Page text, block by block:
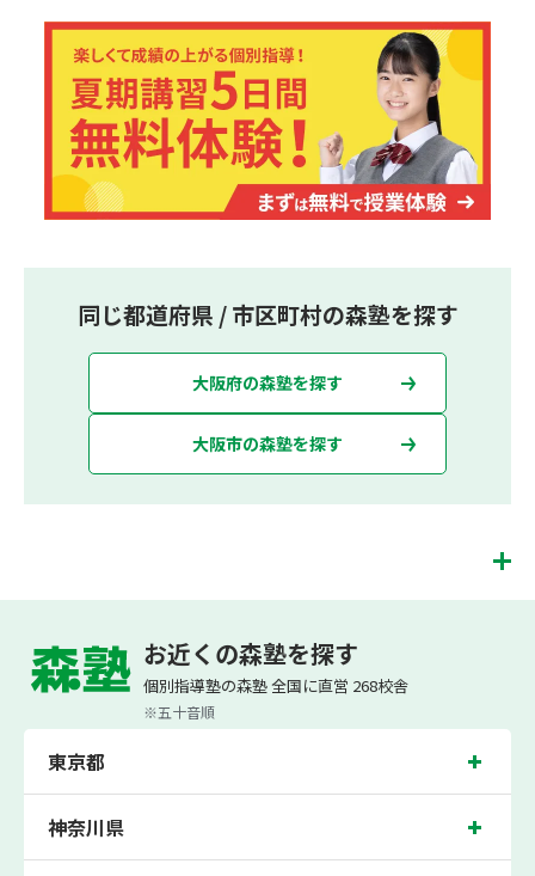
個別指導塾の森塾は、「先生1人に生徒2人まで」の個
別指導で、「1科目＋20点の成績保証」が大評判の塾
です。しかも、「保護者様にも安心の授業料」で、多
くの保護者様からご好評いただいております。
同じ都道府県 / 市区町村の森塾を探す
大阪府の森塾を探す
大阪市の森塾を探す
科目（算数・英語・国語）[個別]とDOJO[集団]、中学生は5科目（数学・英語・国
語・理科・社会）、高校生は7科目（数学・英語・国語[古典・現代文]・理科[物
理・化学・生物・地学]・地理歴史・公民・小論文）を提供しています。
また、個別指導塾「森塾」では「成績保証制度」を提供しており、高校生の入塾後
満でご入塾の場合、受講科目が1科目で+20点以上。60点以上でご入塾の場合、そ
上がらなければ、3学期目の対象科目授業料を全額免除し、1学期間無料で指導させ
ていただきます。＊定期テストの一科目あたりの満点数が100点でない地域では、
100点満点に換算した場合の上記 記載点数相当の内容を保証させていただきます。
お近くの森塾を探す
個別指導塾の森塾 全国に直営 268校舎
※五十音順
東京都
神奈川県